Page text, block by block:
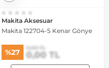
Makita Aksesuar
Makita 122704-5 Kenar Gönye
%27 0,00 TL
0,00 TL